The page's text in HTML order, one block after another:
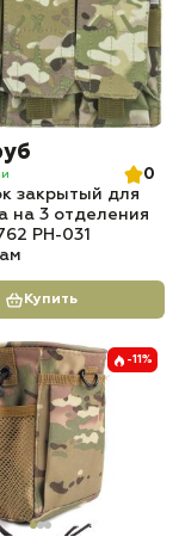
0
закрытый для
на 3 отделения
PH-031
Купить
-11%